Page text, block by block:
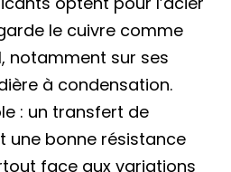
le cuivre comme
notamment sur ses
à condensation.
: un transfert de
une bonne résistance
face aux variations